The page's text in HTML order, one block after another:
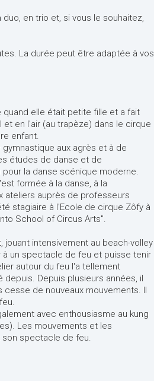
en trio et, si vous le souhaitez,
La durée peut être adaptée à vos
elle était petite fille et a fait
en l'air (au trapèze) dans le cirque
enfant.
aux agrès et à de
études de danse et de
la danse scénique moderne.
formée à la danse, à la
ateliers auprès de professeurs
stagiaire à l'Ecole de cirque Zôfy à
School of Circus Arts".
intensivement au beach-volley
à un spectacle de feu et puisse tenir
autour du feu l'a tellement
Depuis plusieurs années, il
de nouveaux mouvements. Il
avec enthousiasme au kung
Les mouvements et les
son spectacle de feu.